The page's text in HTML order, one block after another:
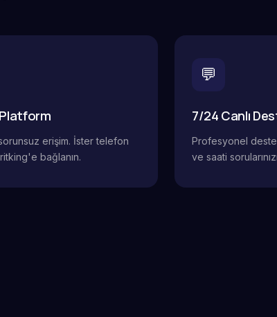
erişim. İster telefon
bağlanın.
💬
7/24 Canlı
Profesyonel
ve saati